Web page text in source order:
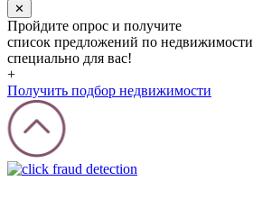
✕
Пройдите опрос и получите
список предложений по недвижимости
специально для вас!
+
Получить подбор недвижимости